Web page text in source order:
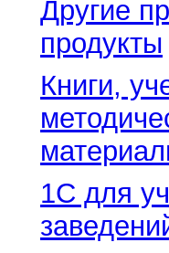
Другие
продукты
Книги,
1С для